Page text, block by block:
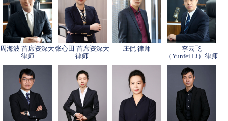
周海波 首席资深大
律师
张心田 首席资深大
律师
庄侃 律师
李云飞
（Yunfei Li）律师